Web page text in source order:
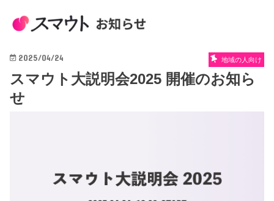
2025/04/24 地域の人向け
スマウト大説明会2025 開催のお知ら
せ